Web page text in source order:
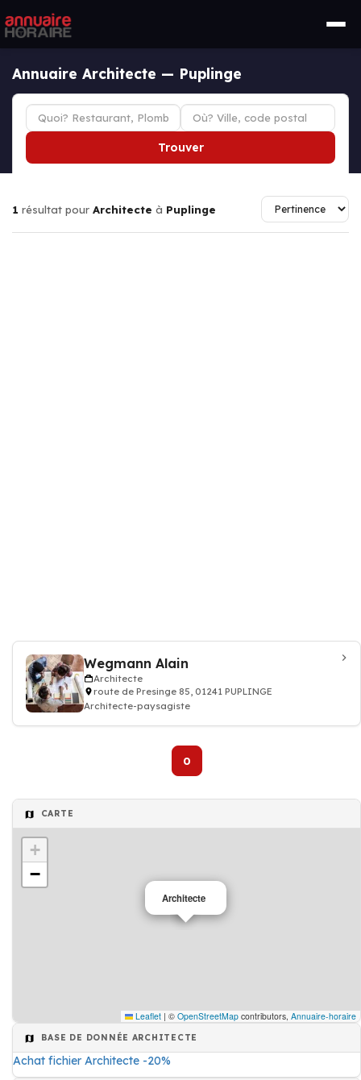
Annuaire Architecte — Puplinge
Trouver
1 résultat pour Architecte à Puplinge
Wegmann Alain
Architecte
route de Presinge 85, 01241 PUPLINGE
Architecte-paysagiste
0
CARTE
Architecte
+
−
Leaflet | © OpenStreetMap contributors, Annuaire-horaire
BASE DE DONNÉE ARCHITECTE
Achat fichier Architecte -20%